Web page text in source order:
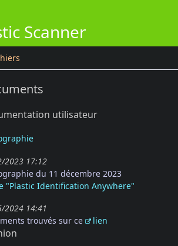
Scanner
utilisateur
2023 17:12
du 11 décembre 2023
"Plastic Identification Anywhere"
2024 14:41
trouvés sur ce
lien